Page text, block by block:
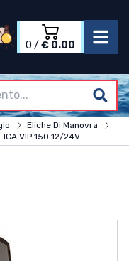
0 / € 0.00
Eliche Di Manovra
VIP 150 12/24V